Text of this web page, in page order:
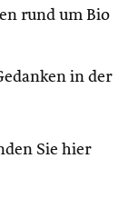
rund um Bio
in der
Sie hier